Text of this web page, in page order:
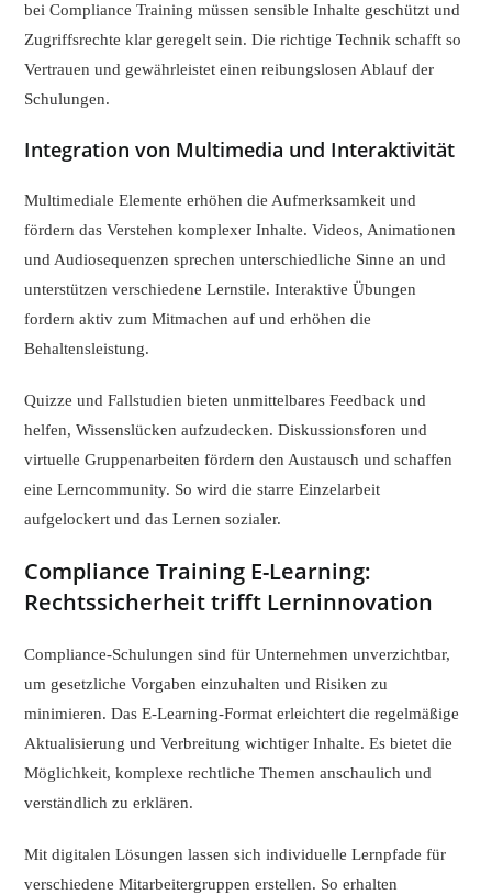
bei Compliance Training müssen sensible Inhalte geschützt und
Zugriffsrechte klar geregelt sein. Die richtige Technik schafft so
Vertrauen und gewährleistet einen reibungslosen Ablauf der
Schulungen.
Integration von Multimedia und Interaktivität
Multimediale Elemente erhöhen die Aufmerksamkeit und
fördern das Verstehen komplexer Inhalte. Videos, Animationen
und Audiosequenzen sprechen unterschiedliche Sinne an und
unterstützen verschiedene Lernstile. Interaktive Übungen
fordern aktiv zum Mitmachen auf und erhöhen die
Behaltensleistung.
Quizze und Fallstudien bieten unmittelbares Feedback und
helfen, Wissenslücken aufzudecken. Diskussionsforen und
virtuelle Gruppenarbeiten fördern den Austausch und schaffen
eine Lerncommunity. So wird die starre Einzelarbeit
aufgelockert und das Lernen sozialer.
Compliance Training E-Learning:
Rechtssicherheit trifft Lerninnovation
Compliance-Schulungen sind für Unternehmen unverzichtbar,
um gesetzliche Vorgaben einzuhalten und Risiken zu
minimieren. Das E-Learning-Format erleichtert die regelmäßige
Aktualisierung und Verbreitung wichtiger Inhalte. Es bietet die
Möglichkeit, komplexe rechtliche Themen anschaulich und
verständlich zu erklären.
Mit digitalen Lösungen lassen sich individuelle Lernpfade für
verschiedene Mitarbeitergruppen erstellen. So erhalten